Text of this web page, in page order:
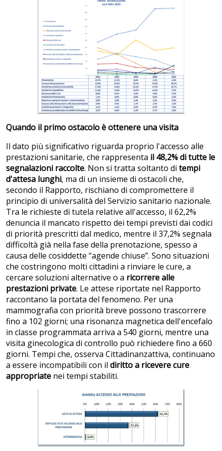
Quando il primo ostacolo è ottenere una visita
Il dato più significativo riguarda proprio l'accesso alle
prestazioni sanitarie, che rappresenta il 48,2% di tutte le
segnalazioni raccolte. Non si tratta soltanto di tempi
d'attesa lunghi, ma di un insieme di ostacoli che,
secondo il Rapporto, rischiano di compromettere il
principio di universalità del Servizio sanitario nazionale.
Tra le richieste di tutela relative all'accesso, il 62,2%
denuncia il mancato rispetto dei tempi previsti dai codici
di priorità prescritti dal medico, mentre il 37,2% segnala
difficoltà già nella fase della prenotazione, spesso a
causa delle cosiddette “agende chiuse”. Sono situazioni
che costringono molti cittadini a rinviare le cure, a
cercare soluzioni alternative o a ricorrere alle
prestazioni private. Le attese riportate nel Rapporto
raccontano la portata del fenomeno. Per una
mammografia con priorità breve possono trascorrere
fino a 102 giorni; una risonanza magnetica dell'encefalo
in classe programmata arriva a 540 giorni, mentre una
visita ginecologica di controllo può richiedere fino a 660
giorni. Tempi che, osserva Cittadinanzattiva, continuano
a essere incompatibili con il diritto a ricevere cure
appropriate nei tempi stabiliti.